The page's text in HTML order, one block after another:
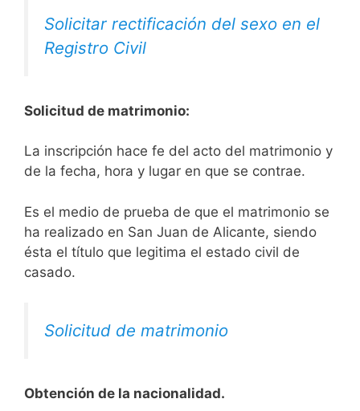
Solicitar rectificación del sexo en el
Registro Civil
Solicitud de matrimonio:
La inscripción hace fe del acto del matrimonio y
de la fecha, hora y lugar en que se contrae.
Es el medio de prueba de que el matrimonio se
ha realizado en San Juan de Alicante, siendo
ésta el título que legitima el estado civil de
casado.
Solicitud de matrimonio
Obtención de la nacionalidad.